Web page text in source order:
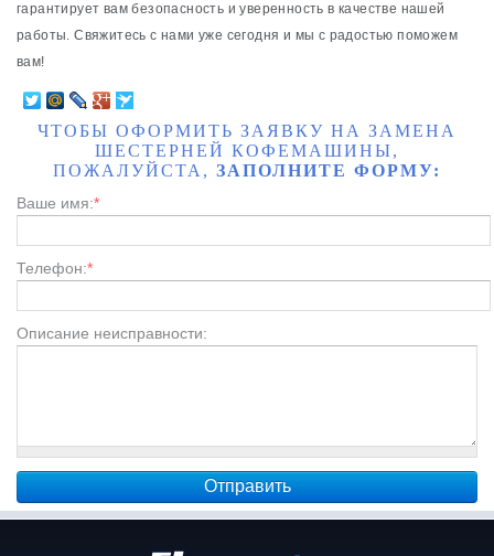
гарантирует вам безопасность и уверенность в качестве нашей
работы. Свяжитесь с нами уже сегодня и мы с радостью поможем
вам!
ЧТОБЫ ОФОРМИТЬ ЗАЯВКУ НА ЗАМЕНА
ШЕСТЕРНЕЙ КОФЕМАШИНЫ,
ПОЖАЛУЙСТА, ЗАПОЛНИТЕ ФОРМУ:
Ваше имя:*
Телефон:*
Описание неисправности: